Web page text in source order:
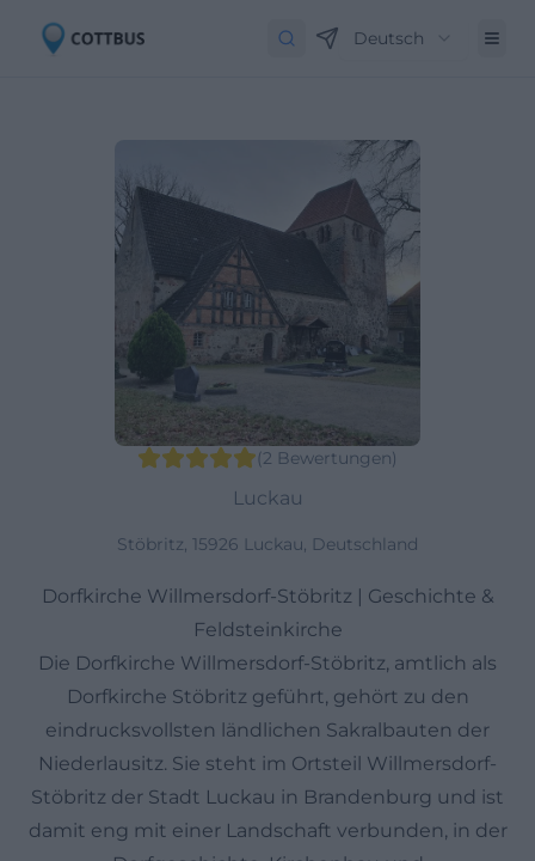
Deutsch
(2 Bewertungen)
Luckau
Stöbritz, 15926 Luckau, Deutschland
Dorfkirche Willmersdorf-Stöbritz | Geschichte &
Feldsteinkirche
Die Dorfkirche Willmersdorf-Stöbritz, amtlich als
Dorfkirche Stöbritz geführt, gehört zu den
eindrucksvollsten ländlichen Sakralbauten der
Niederlausitz. Sie steht im Ortsteil Willmersdorf-
Stöbritz der Stadt Luckau in Brandenburg und ist
damit eng mit einer Landschaft verbunden, in der